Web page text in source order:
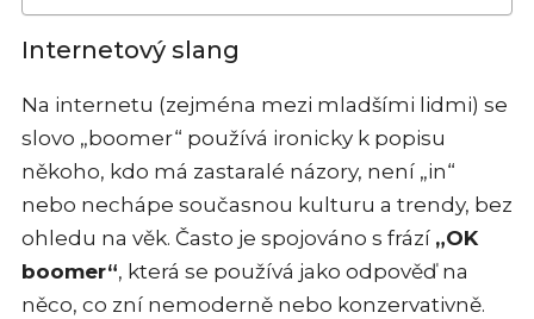
Internetový slang
Na internetu (zejména mezi mladšími lidmi) se
slovo „boomer“ používá ironicky k popisu
někoho, kdo má zastaralé názory, není „in“
nebo nechápe současnou kulturu a trendy, bez
ohledu na věk. Často je spojováno s frází „OK
boomer“, která se používá jako odpověď na
něco, co zní nemoderně nebo konzervativně.